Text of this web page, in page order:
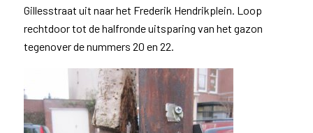
Gillesstraat uit naar het Frederik Hendrikplein. Loop
rechtdoor tot de halfronde uitsparing van het gazon
tegenover de nummers 20 en 22.